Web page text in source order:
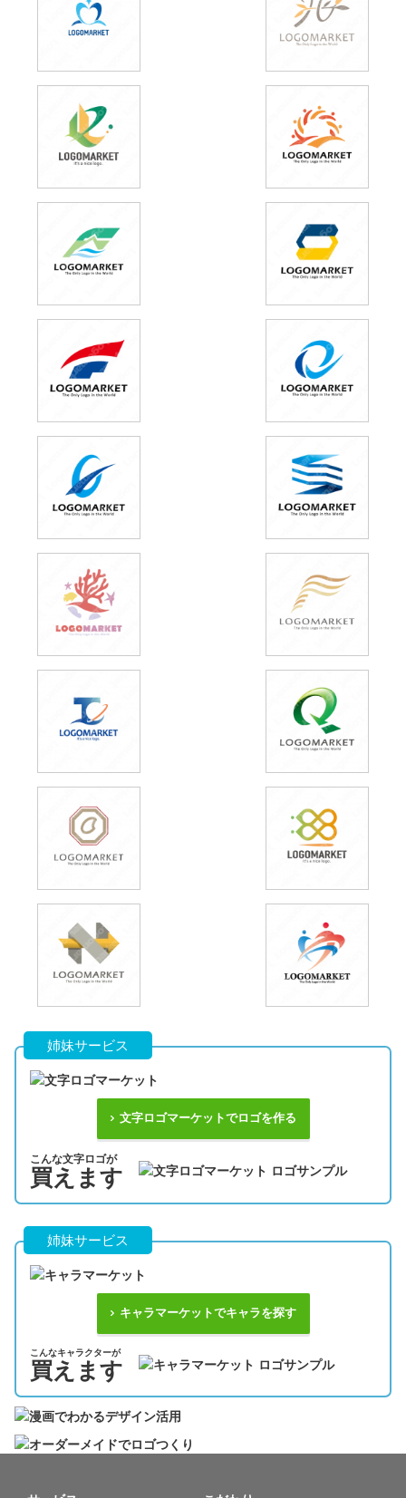
姉妹サービス
文字ロゴマーケットでロゴを作る
こんな文字ロゴが
買えます
姉妹サービス
キャラマーケットでキャラを探す
こんなキャラクターが
買えます